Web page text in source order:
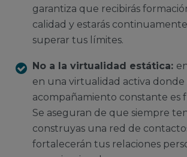
garantiza que recibirás
calidad y estarás
superar tus límites.
No a la virtualidad estática:
en una virtualidad activa donde
acompañamiento constante es
Se aseguran de que siempre
construyas una red de
fortalecerán tus relaciones